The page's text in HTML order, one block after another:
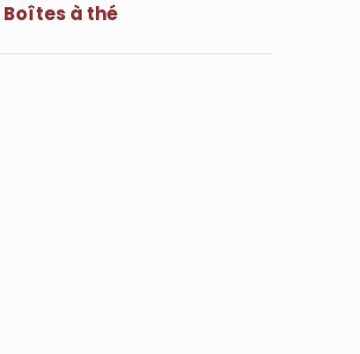
Boîtes à thé